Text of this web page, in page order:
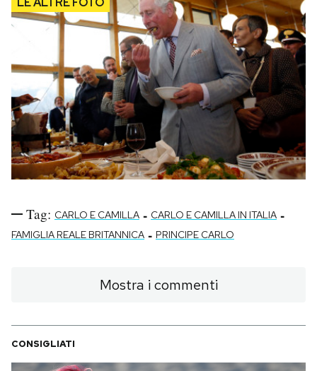
Tag: CARLO E CAMILLA - CARLO E CAMILLA IN ITALIA -
FAMIGLIA REALE BRITANNICA - PRINCIPE CARLO
Mostra i commenti
CONSIGLIATI